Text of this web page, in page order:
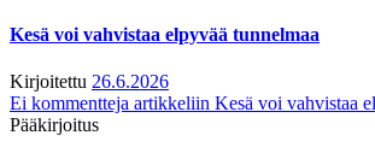
Kesä voi vahvistaa elpyvää tunnelmaa
Kirjoitettu 26.6.2026
Ei kommentteja artikkeliin Kesä voi vahvistaa
Pääkirjoitus